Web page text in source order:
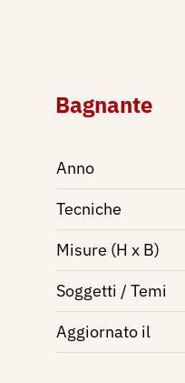
Bagnante
Anno
Tecniche
Misure (H x B)
Soggetti / Temi
Aggiornato il